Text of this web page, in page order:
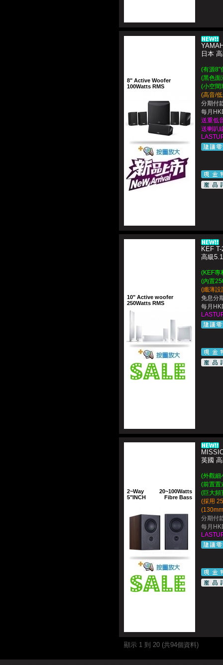
8" Active Woofer
100Watts RMS
日本
(有源8"
(黑色面
(小空間
(高音/
分期付
每月
送重低
送喇叭
10" Active woofer
250Watts RMS
KEF
高級
(KEF專
(內置
(纖薄設
免息分
每月
2~Way
5"INCH
20~100Watts
Fibre Bass
英國
(外觀細
(前置置
(巨大頻
(採用
分期付
每月
顯示 1 到 20 (共94個資料)